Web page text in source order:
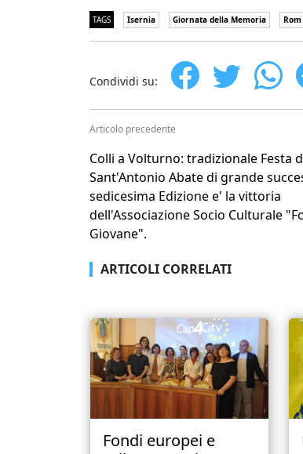
TAGS Isernia Giornata della Memoria
Condividi su:
Articolo precedente
Colli a Volturno: tradizionale Festa
Sant'Antonio Abate di grande
sedicesima Edizione e' la vittoria
dell'Associazione Socio Culturale
Giovane".
ARTICOLI CORRELATI
Fondi europei e